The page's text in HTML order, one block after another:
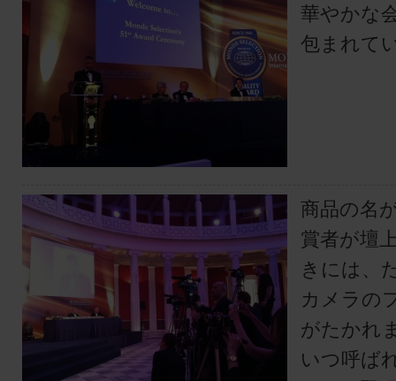
華やかな
包まれて
商品の名
賞者が壇
きには、
カメラの
がたかれ
いつ呼ば